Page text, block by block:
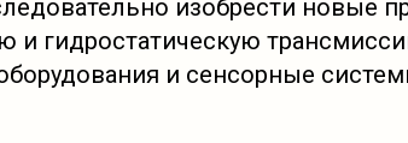
изобрести новые
и гидростатическую
и сенсорные